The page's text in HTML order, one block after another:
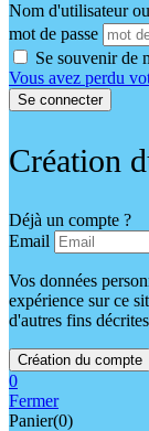
Nom d'utilisateur
mot de passe
Se souvenir de
Vous avez perdu
Création
Déjà un compte ?
Email
Vos données
expérience sur ce
d'autres fins
0
Fermer
Panier(0)